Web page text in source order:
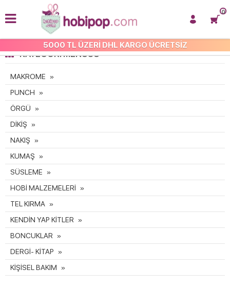
5000 TL ÜZERİ DHL KARGO ÜCRETSİZ
0
KATEGORI MENÜSÜ
MAKROME
PUNCH
ÖRGÜ
DİKİŞ
NAKIŞ
KUMAŞ
SÜSLEME
HOBİ MALZEMELERİ
TEL KIRMA
KENDİN YAP KİTLER
BONCUKLAR
DERGİ- KİTAP
KİŞİSEL BAKIM